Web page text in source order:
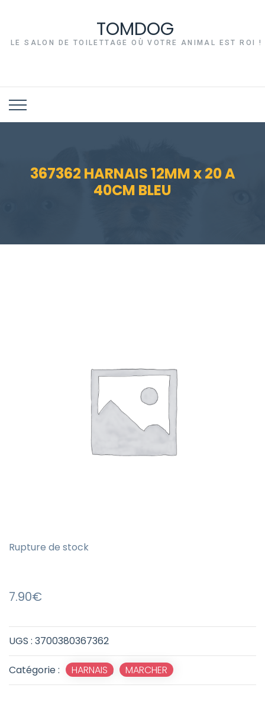
TOMDOG
LE SALON DE TOILETTAGE OÙ VOTRE ANIMAL EST ROI !
367362 HARNAIS 12MM x 20 A
40CM BLEU
UGS : 3700380367362
Catégorie : HARNAIS , MARCHER
7.90€
Rupture de stock